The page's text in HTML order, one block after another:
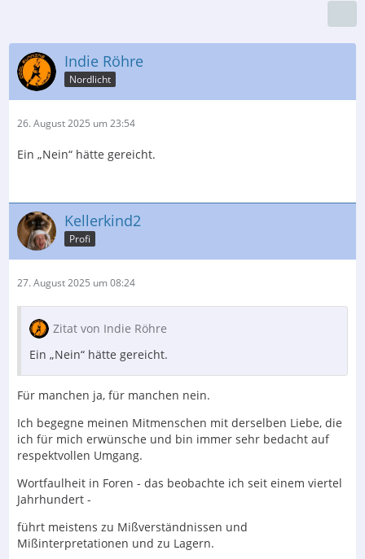
Indie Röhre
Nordlicht
26. August 2025 um 23:54
Ein „Nein“ hätte gereicht.
Kellerkind2
Profi
27. August 2025 um 08:24
Zitat von Indie Röhre
Ein „Nein“ hätte gereicht.
Für manchen ja, für manchen nein.
Ich begegne meinen Mitmenschen mit derselben Liebe, die
ich für mich erwünsche und bin immer sehr bedacht auf
respektvollen Umgang.
Wortfaulheit in Foren - das beobachte ich seit einem viertel
Jahrhundert -
führt meistens zu Mißverständnissen und
Mißinterpretationen und zu Lagern.